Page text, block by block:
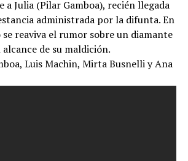
a Julia (Pilar Gamboa), recién llegada
administrada por la difunta. En
reaviva el rumor sobre un diamante
de su maldición.
Luis Machin, Mirta Busnelli y Ana